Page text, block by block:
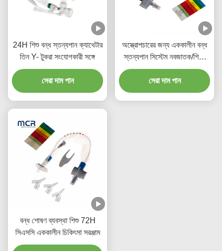
24H শিশু বন্ধ স্তন্যপান ক্যাথেটার
তিন Y- টুকরা সংযোগকারী সঙ্গে
সেরা দাম পান
অস্ত্রোপচারের জন্য এককালীন বন্ধ
স্তন্যপান সিস্টেম নবজাতক/শিশু-
অঙ্গুষ্ঠ
সেরা দাম পান
বন্ধ শোষণ ব্যবস্থা শিশু 72H
সিএসসি এককালীন চিকিৎসা সরঞ্জাম